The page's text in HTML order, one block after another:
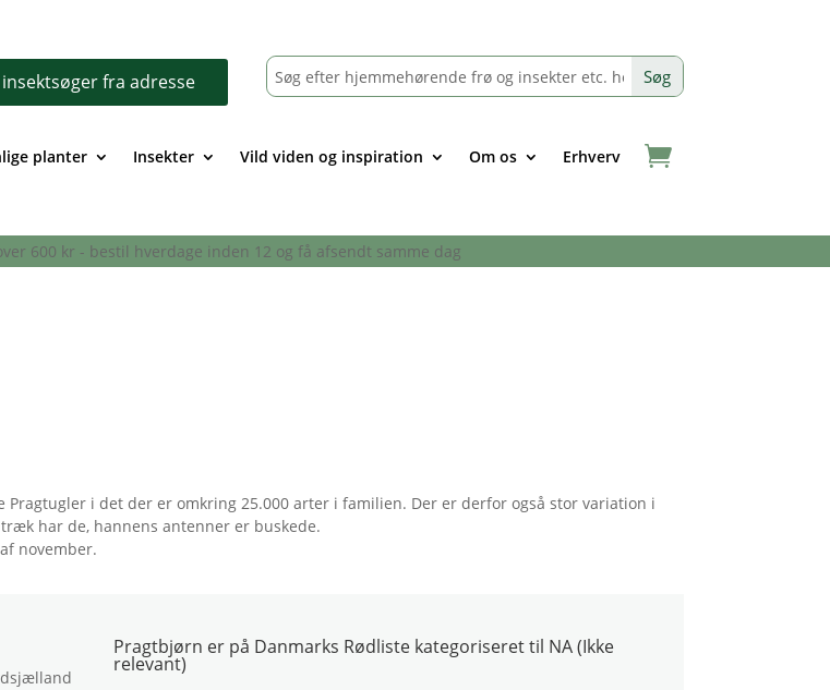
fra adresse
planter Insekter Vild viden og inspiration Om os Erhverv
600 kr - bestil hverdage inden 12 og få afsendt samme dag
i det der er omkring 25.000 arter i familien. Der er derfor også stor variation i
har de, hannens antenner er buskede.
november.
Pragtbjørn er på Danmarks Rødliste kategoriseret til NA (Ikke
relevant)